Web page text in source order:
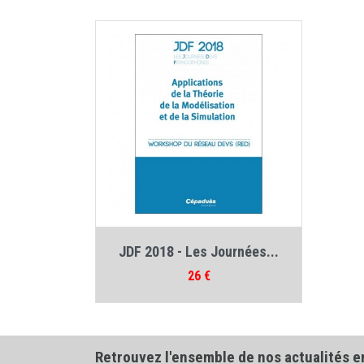
JDF 2018 - Les Journées...
Prix
26 €
Retrouvez l'ensemble de nos actualités